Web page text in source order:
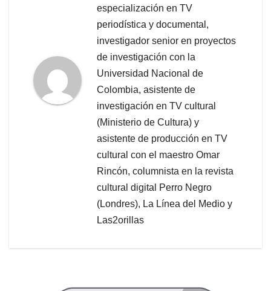
especialización en TV
periodística y documental,
investigador senior en proyectos
de investigación con la
Universidad Nacional de
Colombia, asistente de
investigación en TV cultural
(Ministerio de Cultura) y
asistente de producción en TV
cultural con el maestro Omar
Rincón, columnista en la revista
cultural digital Perro Negro
(Londres), La Línea del Medio y
Las2orillas